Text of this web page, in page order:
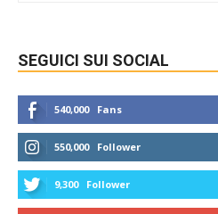
SEGUICI SUI SOCIAL
540,000 Fans
550,000 Follower
9,300 Follower